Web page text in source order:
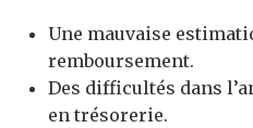
Une mauvaise
remboursement.
Des difficultés dans
en trésorerie.